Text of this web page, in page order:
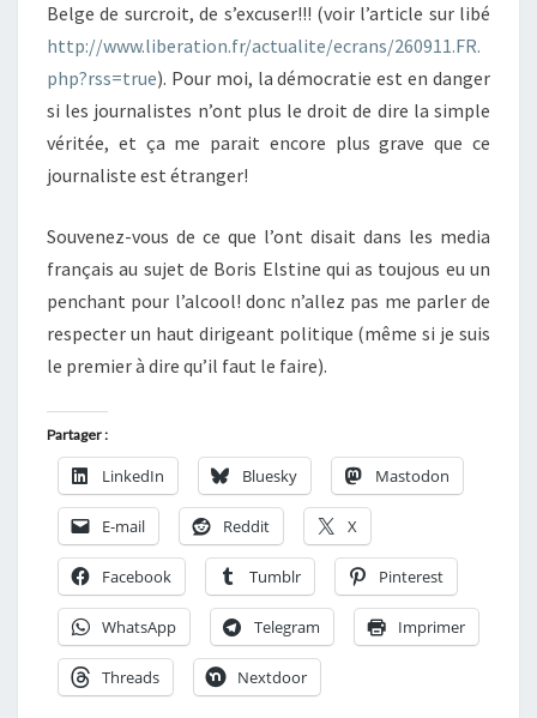
Belge de surcroit, de s’excuser!!! (voir l’article sur libé
http://www.liberation.fr/actualite/ecrans/260911.FR.
php?rss=true). Pour moi, la démocratie est en danger
si les journalistes n’ont plus le droit de dire la simple
véritée, et ça me parait encore plus grave que ce
journaliste est étranger!
Souvenez-vous de ce que l’ont disait dans les media
français au sujet de Boris Elstine qui as toujous eu un
penchant pour l’alcool! donc n’allez pas me parler de
respecter un haut dirigeant politique (même si je suis
le premier à dire qu’il faut le faire).
Partager :
LinkedIn Bluesky Mastodon
E-mail Reddit X
Facebook Tumblr Pinterest
WhatsApp Telegram Imprimer
Threads Nextdoor